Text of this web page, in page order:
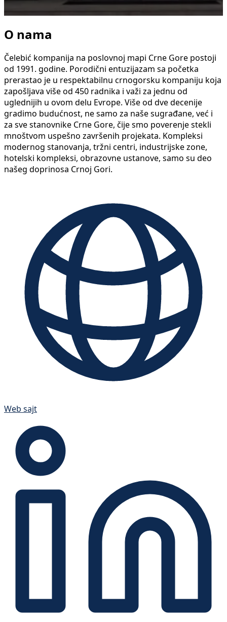
O nama
Čelebić kompanija na poslovnoj mapi Crne Gore postoji
od 1991. godine. Porodični entuzijazam sa početka
prerastao je u respektabilnu crnogorsku kompaniju koja
zapošljava više od 450 radnika i važi za jednu od
uglednijih u ovom delu Evrope. Više od dve decenije
gradimo budućnost, ne samo za naše sugrađane, već i
za sve stanovnike Crne Gore, čije smo poverenje stekli
mnoštvom uspešno završenih projekata. Kompleksi
modernog stanovanja, tržni centri, industrijske zone,
hotelski kompleksi, obrazovne ustanove, samo su deo
našeg doprinosa Crnoj Gori.
Web sajt